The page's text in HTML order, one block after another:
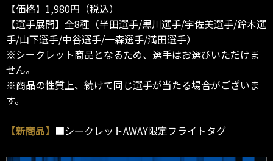
【価格】1,980円（税込）
【選手展開】全8種（半田選手/黒川選手/宇佐美選手/鈴木選
手/山下選手/中谷選手/一森選手/満田選手）
※シークレット商品となるため、選手はお選びいただけま
せん。
※商品の性質上、続けて同じ選手が当たる場合がございま
す。
【新商品】 ■シークレットAWAY限定フライトタグ